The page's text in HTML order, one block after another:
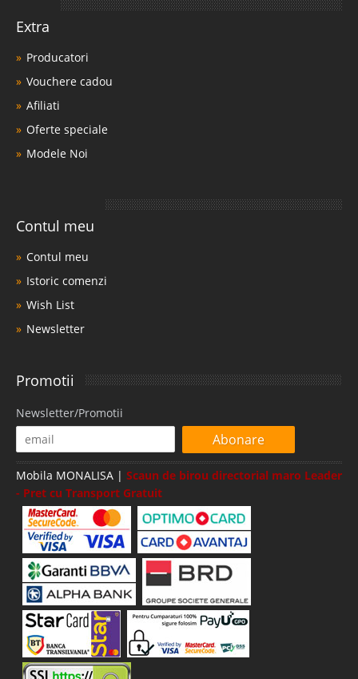
Extra
Producatori
Vouchere cadou
Afiliati
Oferte speciale
Modele Noi
Contul meu
Contul meu
Istoric comenzi
Wish List
Newsletter
Promotii
Newsletter/Promotii
Abonare
Mobila MONALISA | Scaun de birou directorial maro Leader
- Pret cu Transport Gratuit